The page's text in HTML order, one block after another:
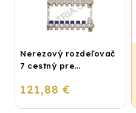
Nerezový rozdeľovač
7 cestný pre
vykurovanie
121,88 €